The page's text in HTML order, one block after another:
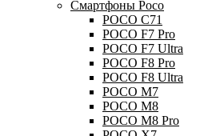
Смартфоны Poco
POCO C71
POCO F7 Pro
POCO F7 Ultra
POCO F8 Pro
POCO F8 Ultra
POCO M7
POCO M8
POCO M8 Pro